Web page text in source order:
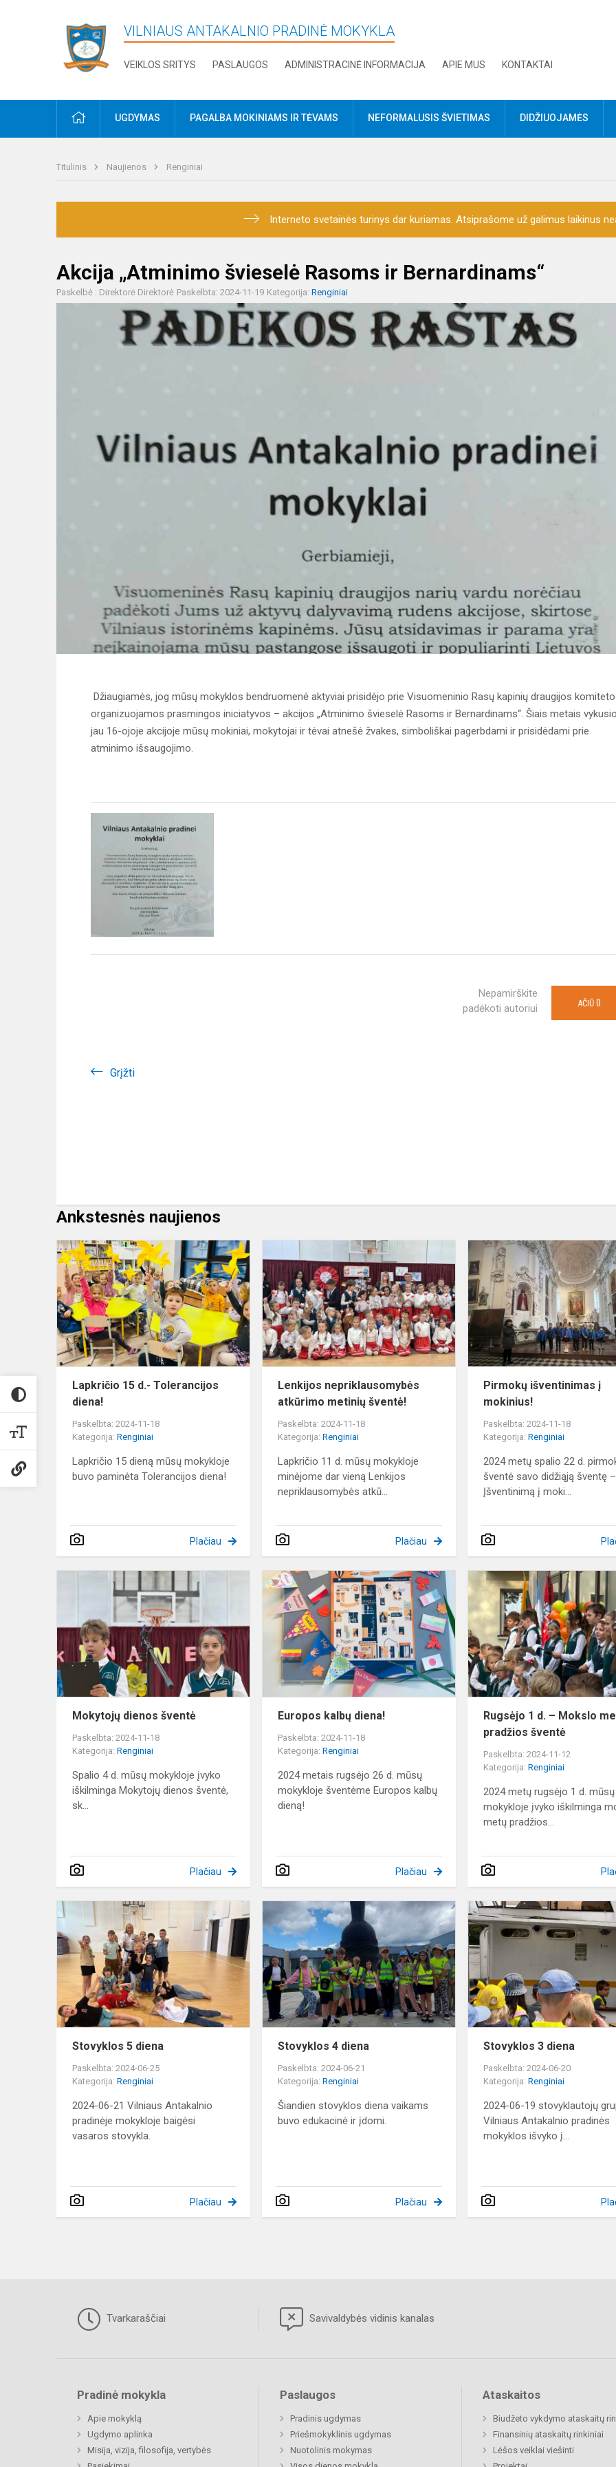
VILNIAUS ANTAKALNIO PRADINĖ MOKYKLA
VEIKLOS SRITYS PASLAUGOS ADMINISTRACINĖ INFORMACIJA APIE MUS KONTAKTAI
PRADŽIAUGDYMAS PAGALBA MOKINIAMS IR TĖVAMS NEFORMALUSIS ŠVIETIMAS DIDŽIUOJAMĖS
Titulinis Naujienos Renginiai
Interneto svetainės turinys dar kuriamas. Atsiprašome už galimus laikinus
Akcija „Atminimo švieselė Rasoms ir Bernardinams“
Paskelbė : Direktorė Direktorė Paskelbta: 2024-11-19 Kategorija: Renginiai
Džiaugiamės, jog mūsų mokyklos bendruomenė aktyviai prisidėjo prie Visuomeninio Rasų kapinių draugijos komiteto
organizuojamos prasmingos iniciatyvos – akcijos „Atminimo švieselė Rasoms ir Bernardinams“. Šiais metais
jau 16-ojoje akcijoje mūsų mokiniai, mokytojai ir tėvai atnešė žvakes, simboliškai pagerbdami ir prisidėdami prie
atminimo išsaugojimo.
Nepamirškite
padėkoti autoriui
AČIŪ 0
Grįžti
Ankstesnės naujienos
15
d.-
Tolerancijos
diena!
Lapkričio 15 d.- Tolerancijos
diena!
Paskelbta: 2024-11-18
Kategorija: Renginiai
Lapkričio 15 dieną mūsų mokykloje
buvo paminėta Tolerancijos diena!
Plačiau
Lenkijos
nepriklausomybės
atkūrimo
metinių
šventė!
Lenkijos nepriklausomybės
atkūrimo metinių šventė!
Paskelbta: 2024-11-18
Kategorija:Renginiai
Lapkričio 11 d. mūsų mokykloje
minėjome dar vieną Lenkijos
nepriklausomybės atkū...
Plačiau
Pirmokų išventinimas į
mokinius!
Paskelbta: 2024-11-18
Kategorija:Renginiai
2024 metų spalio 22 d.
šventė savo didžiąją šventę –
Įšventinimą į moki...
Mokytojų
dienos
šventė
Mokytojų dienos šventė
Paskelbta: 2024-11-18
Kategorija: Renginiai
Spalio 4 d. mūsų mokykloje įvyko
iškilminga Mokytojų dienos šventė,
sk...
Plačiau
Europos
kalbų
diena!
Europos kalbų diena!
Paskelbta: 2024-11-18
Kategorija:Renginiai
2024 metais rugsėjo 26 d. mūsų
mokykloje šventėme Europos kalbų
dieną!
Plačiau
Rugsėjo 1 d. – Mokslo
pradžios šventė
Paskelbta: 2024-11-12
Kategorija:Renginiai
2024 metų rugsėjo 1 d. mūsų
mokykloje įvyko iškilminga
metų pradžios...
diena
Stovyklos 5 diena
Paskelbta: 2024-06-25
Kategorija: Renginiai
2024-06-21 Vilniaus Antakalnio
pradinėje mokykloje baigėsi
vasaros stovykla.
Plačiau
Stovyklos
diena
Stovyklos 4 diena
Paskelbta: 2024-06-21
Kategorija:Renginiai
Šiandien stovyklos diena vaikams
buvo edukacinė ir įdomi.
Plačiau
Stovyklos 3 diena
Paskelbta: 2024-06-20
Kategorija:Renginiai
2024-06-19 stovyklautojų
Vilniaus Antakalnio pradinės
mokyklos išvyko į...
Tvarkaraščiai Savivaldybės vidinis kanalas
Pradinė mokykla
Apie mokyklą
Ugdymo aplinka
Misija, vizija, filosofija, vertybės
Paslaugos
Pradinis ugdymas
Priešmokyklinis ugdymas
Nuotolinis mokymas
Ataskaitos
Biudžeto vykdymo ataskaitų
Finansinių ataskaitų rinkiniai
Lėšos veiklai viešinti